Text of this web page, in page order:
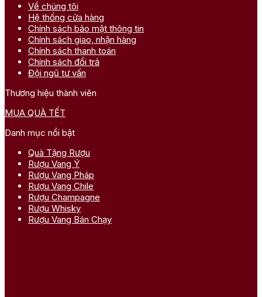
Về chúng tôi
Hệ thống cửa hàng
Chính sách bảo mật thông tin
Chính sách giao, nhận hàng
Chính sách thanh toán
Chính sách đổi trả
Đội ngũ tư vấn
Thương hiệu thành viên
MUA QUÀ TẾT
Danh mục nổi bật
Quà Tặng Rượu
Rượu Vang Ý
Rượu Vang Pháp
Rượu Vang Chile
Rượu Champagne
Rượu Whisky
Rượu Vang Bán Chạy